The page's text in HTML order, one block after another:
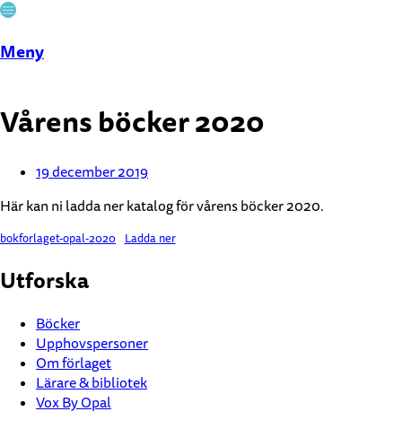
Meny
Vårens böcker 2020
19 december 2019
Här kan ni ladda ner katalog för vårens böcker 2020.
bokforlaget-opal-2020 Ladda ner
Utforska
Böcker
Upphovspersoner
Om förlaget
Lärare & bibliotek
Vox By Opal